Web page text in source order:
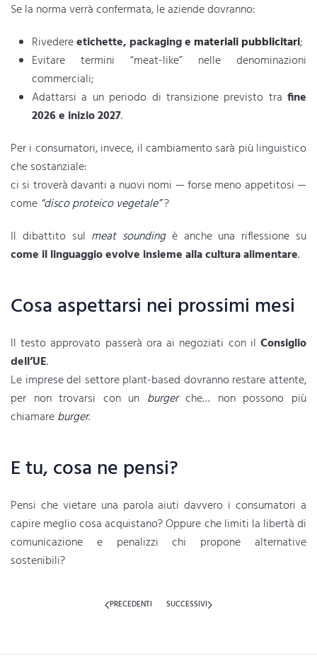
Se la norma verrà confermata, le aziende dovranno:
Rivedereetichette, packaging e materiali pubblicitari;
Evitare termini “meat-like” nelle denominazioni
commerciali;
Adattarsi a un periodo di transizione previsto tra fine
2026 e inizio 2027.
Per i consumatori, invece, il cambiamento sarà più linguistico
che sostanziale:
ci si troverà davanti a nuovi nomi — forse meno appetitosi —
come “disco proteico vegetale”?
Il dibattito sul meat soundingè anche una riflessione su
come il linguaggio evolve insieme alla cultura alimentare.
Cosa aspettarsi nei prossimi mesi
Il testo approvato passerà ora ai negoziati con il Consiglio
dell’UE.
Le imprese del settore plant-based dovranno restare attente,
per non trovarsi con un burgerche… non possono più
chiamareburger.
E tu, cosa ne pensi?
Pensi che vietare una parola aiuti davvero i consumatori a
capire meglio cosa acquistano? Oppure che limiti la libertà di
comunicazione e penalizzi chi propone alternative
sostenibili?
PRECEDENTI SUCCESSIVI